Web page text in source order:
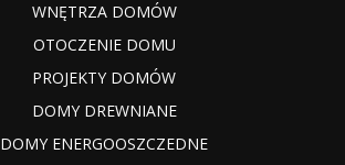
WNĘTRZA DOMÓW
OTOCZENIE DOMU
PROJEKTY DOMÓW
DOMY DREWNIANE
DOMY ENERGOOSZCZEDNE